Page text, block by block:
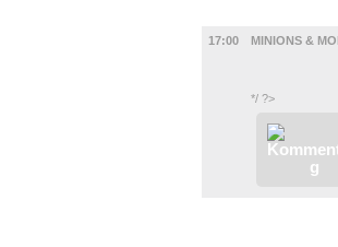
17:00
MINIONS &
*/ ?>